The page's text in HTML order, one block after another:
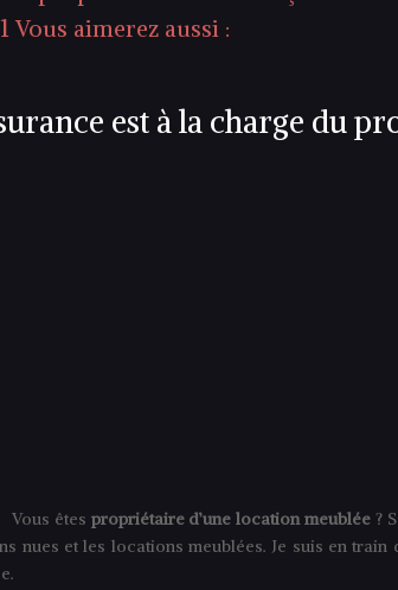
Vous aimerez aussi :
est à la charge du
êtes propriétaire d’une location meublée ?
nues et les locations meublées. Je suis en